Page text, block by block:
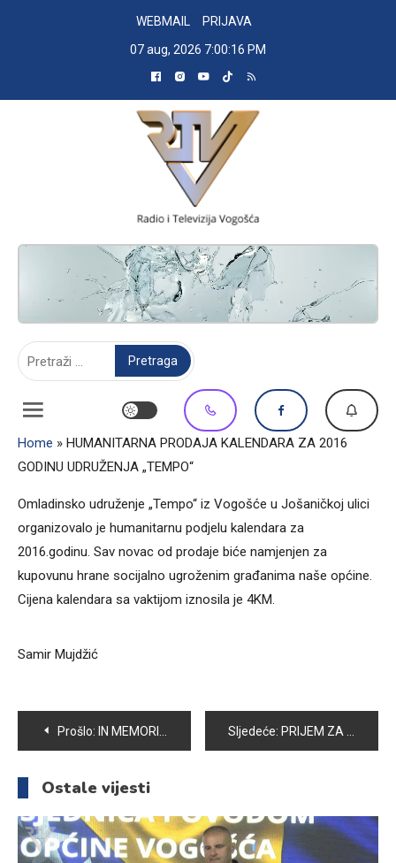
WEBMAIL
PRIJAVA
07 aug, 2026 7:00:17 PM
RADIO TELEVIZIJA VOGOŠĆA
Home » HUMANITARNA PRODAJA KALENDARA ZA 2016
GODINU UDRUŽENJA „TEMPO“
Omladinsko udruženje „Tempo“ iz Vogošće u Jošaničkoj ulici
organizovalo je humanitarnu podjelu kalendara za
2016.godinu. Sav novac od prodaje biće namjenjen za
kupovunu hrane socijalno ugroženim građanima naše općine.
Cijena kalendara sa vaktijom iznosila je 4KM.
Samir Mujdžić
Navigacija
članaka
Prošlo: IN MEMORIAM: NASKO KARIĆ Sljedeće: PRIJEM ZA ZLATNE STUDENTE OPĆINE VOGOŠĆA
Ostale vijesti